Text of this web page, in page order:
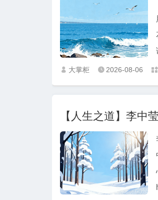
 大掌柜  2026-08-06 
【人生之道】李中